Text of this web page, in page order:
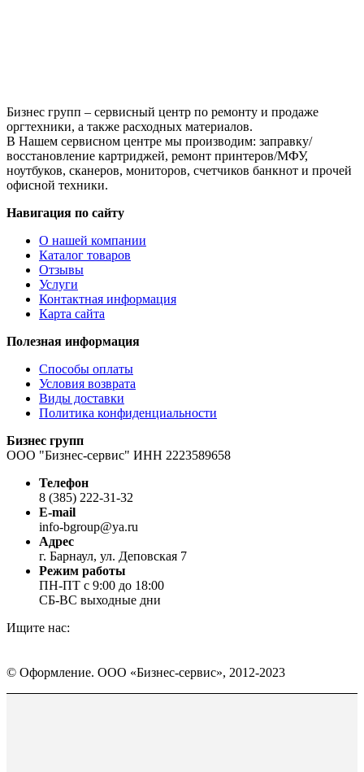
Бизнес групп – сервисный центр по ремонту и продаже
оргтехники, а также расходных материалов.
В Нашем сервисном центре мы производим: заправку/
восстановление картриджей, ремонт принтеров/МФУ,
ноутбуков, сканеров, мониторов, счетчиков банкнот и прочей
офисной техники.
Навигация по сайту
О нашей компании
Каталог товаров
Отзывы
Услуги
Контактная информация
Карта сайта
Полезная информация
Способы оплаты
Условия возврата
Виды доставки
Политика конфиденциальности
Бизнес групп
ООО "Бизнес-сервис" ИНН 2223589658
Телефон
8 (385) 222-31-32
E-mail
info-bgroup@ya.ru
Адрес
г. Барнаул, ул. Деповская 7
Режим работы
ПН-ПТ с 9:00 до 18:00
СБ-ВС выходные дни
Ищите нас:
Вконтакте
открывается
в
WhatsApp
открывается
в
Telegram
открывается
в
© Оформление. ООО «Бизнес-сервис», 2012-2023